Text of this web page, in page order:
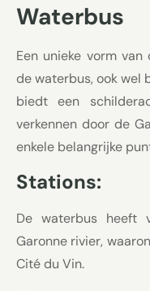
Waterbus
Een unieke vorm
de waterbus, ook wel
biedt een
verkennen door de
enkele belangrijke
Stations:
De waterbus heeft
Garonne rivier,
Cité du Vin.